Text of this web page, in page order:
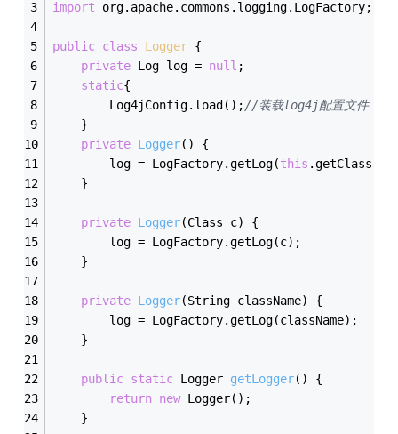
import org.apache.commons.logging.LogFactory;
public class Logger {
private Log log = null ;
static{
        Log4jConfig.load();
//装载log4j配置文件
    }
private Logger()
{
        log = LogFactory.getLog(
this
    }
private Logger(Class c)
{
        log = LogFactory.getLog(c);
    }
private Logger(String className)
{
        log = LogFactory.getLog(className);
    }
public static Logger getLogger()
{
return new Logger();
    }